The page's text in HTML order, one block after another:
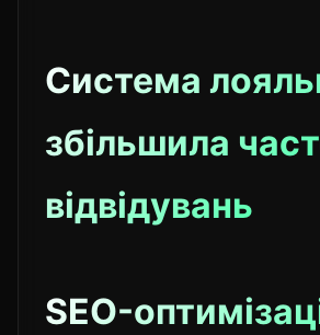
Система
збільшила
відвідувань
SEO-